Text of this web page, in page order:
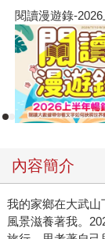
閱讀漫遊錄-
內容簡介
我的家鄉在大武
風景滋養著我。